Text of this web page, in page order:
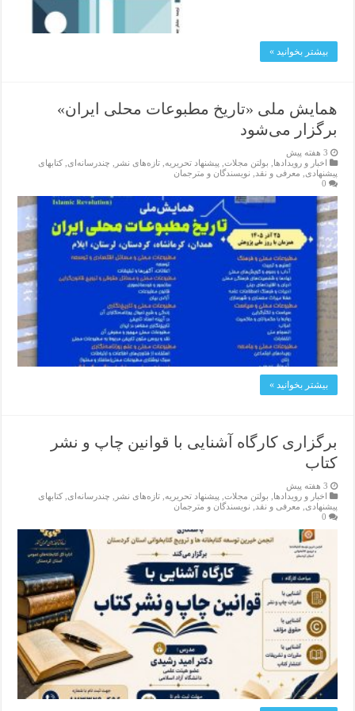
بیشتر بخوانید »
همایش ملی «تاریخ مطبوعات محلی ایران»
برگزار می‌شود
3 هفته پیش
اخبار و رویدادها
بولتن مجلات پیشنهاد تحریریه ,تازەهای نشر چندرسانه‌ای ,کتابهای
پیشنهادی
معرفی و نقد
نویسندگان و مترجمان
0
بیشتر بخوانید »
برگزاری کارگاه آشنایی با قوانین چاپ و نشر
کتاب
3 هفته پیش
اخبار و رویدادها
بولتن مجلات پیشنهاد تحریریه ,تازەهای نشر چندرسانه‌ای ,کتابهای
پیشنهادی
معرفی و نقد
نویسندگان و مترجمان
0